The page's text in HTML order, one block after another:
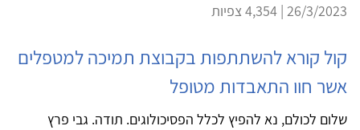
26/3/2023 | 4,354 צפיות
קול קורא להשתתפות בקבוצת תמיכה למטפלים
אשר חוו התאבדות מטופל
שלום לכולם, נא להפיץ לכלל הפסיכולוגים. תודה. גבי פרץ